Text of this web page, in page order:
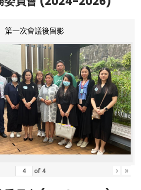
第一次會議後留影
of 4 › »